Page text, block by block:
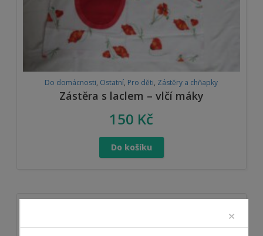
Do domácnosti, Ostatní, Pro děti, Zástěry a chňapky
Zástěra s laclem – vlčí máky
150 Kč
Do košíku
×